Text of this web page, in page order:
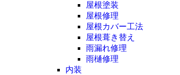
屋根塗装
屋根修理
屋根カバー工法
屋根葺き替え
雨漏れ修理
雨樋修理
内装